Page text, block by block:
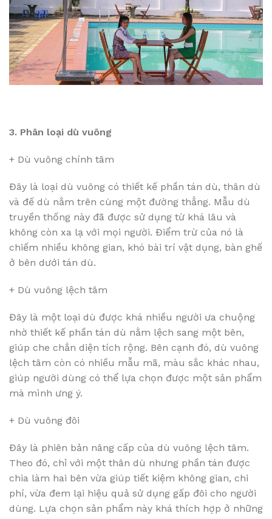
3. Phân loại dù vuông
+ Dù vuông chính tâm
Đây là loại dù vuông có thiết kế phần tán dù, thân dù
và đế dù nằm trên cùng một đường thẳng. Mẫu dù
truyền thống này đã được sử dụng từ khá lâu và
không còn xa lạ với mọi người. Điểm trừ của nó là
chiếm nhiều không gian, khó bài trí vật dụng, bàn ghế
ở bên dưới tán dù.
+ Dù vuông lệch tâm
Đây là một loại dù được khá nhiều người ưa chuộng
nhờ thiết kế phần tán dù nằm lệch sang một bên,
giúp che chắn diện tích rộng. Bên cạnh đó, dù vuông
lệch tâm còn có nhiều mẫu mã, màu sắc khác nhau,
giúp người dùng có thể lựa chọn được một sản phẩm
mà mình ưng ý.
+ Dù vuông đôi
Đây là phiên bản nâng cấp của dù vuông lệch tâm.
Theo đó, chỉ với một thân dù nhưng phần tán được
chia làm hai bên vừa giúp tiết kiệm không gian, chi
phí, vừa đem lại hiệu quả sử dụng gấp đôi cho người
dùng. Lựa chọn sản phẩm này khá thích hợp ở những